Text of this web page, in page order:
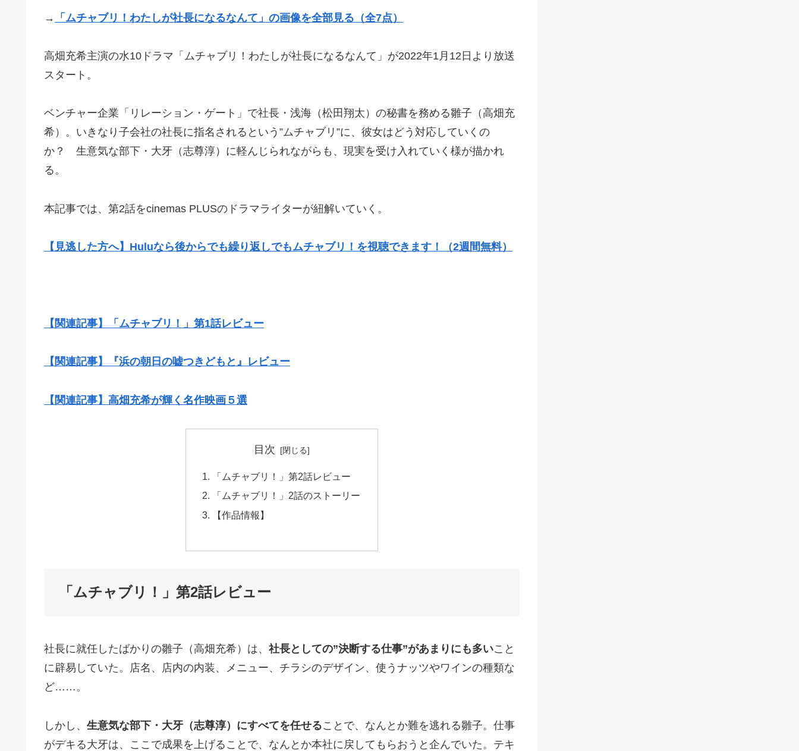
→ 「ムチャブリ！わたしが社長になるなんて」の画像を全部見る（全7点）
高畑充希主演の水10ドラマ「ムチャブリ！わたしが社長になるなんて」が2022年1月12日より放送
スタート。
ベンチャー企業「リレーション・ゲート」で社長・浅海（松田翔太）の秘書を務める雛子（高畑充
希）。いきなり子会社の社長に指名されるという”ムチャブリ”に、彼女はどう対応していくの
か？ 生意気な部下・大牙（志尊淳）に軽んじられながらも、現実を受け入れていく様が描かれ
る。
本記事では、第2話をcinemas PLUSのドラマライターが紐解いていく。
【見逃した方へ】Huluなら後からでも繰り返しでもムチャブリ！を視聴できます！（2週間無料）
【関連記事】「ムチャブリ！」第1話レビュー
【関連記事】『浜の朝日の嘘つきどもと』レビュー
【関連記事】高畑充希が輝く名作映画５選
目次
「ムチャブリ！」第2話レビュー
「ムチャブリ！」2話のストーリー
【作品情報】
「ムチャブリ！」第2話レビュー
社長に就任したばかりの雛子（高畑充希）は、 社長としての”決断する仕事”があまりにも多いこと
に辟易していた。店名、店内の内装、メニュー、チラシのデザイン、使うナッツやワインの種類な
ど……。
しかし、 生意気な部下・大牙（志尊淳）にすべてを任せることで、なんとか難を逃れる雛子。仕事
がデキる大牙は、ここで成果を上げることで、なんとか本社に戻してもらおうと企んでいた。テキ